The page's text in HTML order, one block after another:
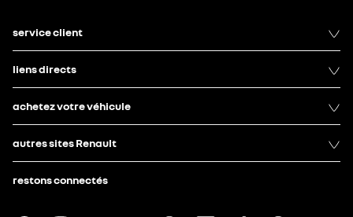
service client
liens directs
achetez votre véhicule
autres sites Renault
restons connectés